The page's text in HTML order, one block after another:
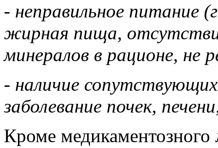
- неправильное питание
жирная пища,
минералов в рационе, не
- наличие
заболевание почек,
Кроме медикаментозного